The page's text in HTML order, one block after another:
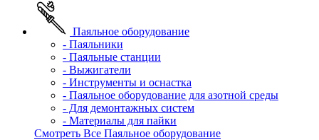
Паяльное оборудование
- Паяльники
- Паяльные станции
- Выжигатели
- Инструменты и оснастка
- Паяльное оборудование для азотной среды
- Для демонтажных систем
- Материалы для пайки
Смотреть Все Паяльное оборудование